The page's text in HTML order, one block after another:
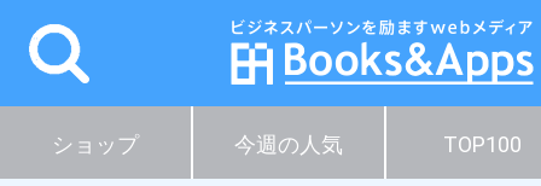
ショップ 今週の人気 TOP100